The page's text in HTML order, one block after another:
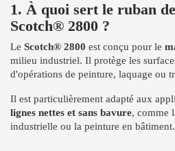
1. À quoi sert le ruban
Scotch® 2800 ?
Le Scotch® 2800 est conçu pour le
milieu industriel. Il protège les
d'opérations de peinture, laquage ou
Il est particulièrement adapté aux
lignes nettes et sans bavure, comme
industrielle ou la peinture en bâtiment.